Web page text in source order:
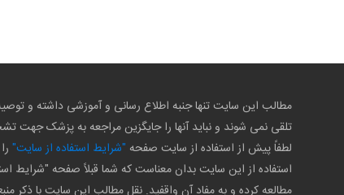
مطالب این سایت تنها جنبه اطلاع رسانی و آموزشی داشته و
تلقی نمی شوند و نباید آنها را جایگزین مراجعه به پزشک
لطفاً پیش از استفاده از سایت صفحه "شرایط استفاده از سایت"
استفاده از این سایت بدان معناست که شما قبلاً صفحه "شرایط
مطالعه کرده و به مفاد آن واقفید. نقل مطالب این سایت با ذکر